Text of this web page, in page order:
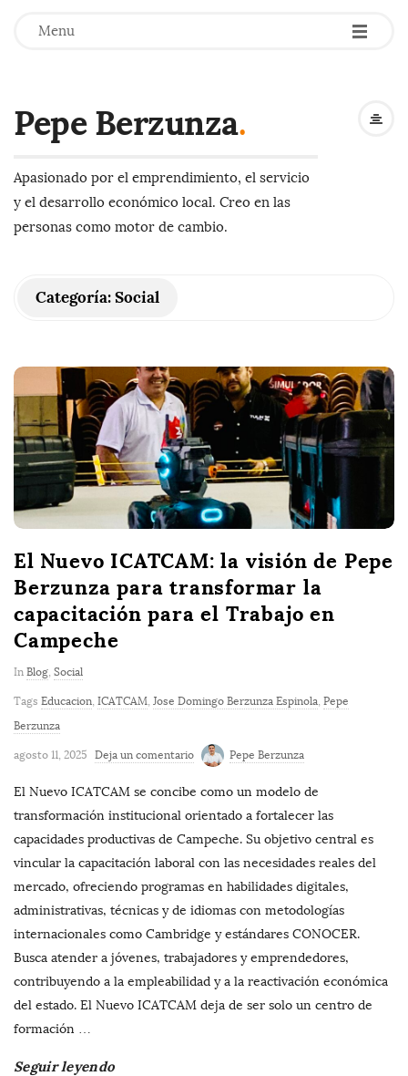
Menu -
-
-
Pepe Berzunza.
Apasionado por el emprendimiento, el servicio
y el desarrollo económico local. Creo en las
personas como motor de cambio.
Categoría:Social
El Nuevo ICATCAM: la visión de Pepe
Berzunza para transformar la
capacitación para el Trabajo en
Campeche
In Blog, Social
Tags Educacion, ICATCAM, Jose Domingo Berzunza Espinola, Pepe
Berzunza
agosto 11, 2025 Deja un comentario Pepe Berzunza
El Nuevo ICATCAM se concibe como un modelo de
transformación institucional orientado a fortalecer las
capacidades productivas de Campeche. Su objetivo central es
vincular la capacitación laboral con las necesidades reales del
mercado, ofreciendo programas en habilidades digitales,
administrativas, técnicas y de idiomas con metodologías
internacionales como Cambridge y estándares CONOCER.
Busca atender a jóvenes, trabajadores y emprendedores,
contribuyendo a la empleabilidad y a la reactivación económica
del estado. El Nuevo ICATCAM deja de ser solo un centro de
formación …
Seguir leyendo